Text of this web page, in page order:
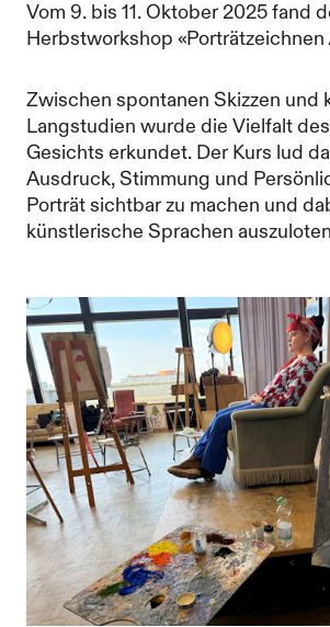
Vom 9. bis 11. Oktober 2025 fand
Herbstworkshop
Zwischen spontanen Skizzen und
Langstudien wurde die Vielfalt
Gesichts erkundet. Der Kurs lud
Ausdruck, Stimmung und
Porträt sichtbar zu machen und
künstlerische Sprachen